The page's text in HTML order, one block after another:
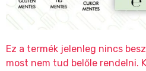
Ez a termék jelenleg nincs
most nem tud belőle rendelni.